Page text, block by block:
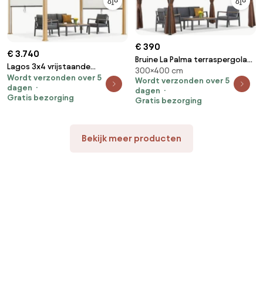
€ 3.740
Lagos 3x4 vrijstaande
terraspergola met 3m Garden
Point houtachtige zij-rolluiken -
wit
Wordt verzonden over 5
dagen
Gratis bezorging
€ 390
Bruine La Palma terraspergola
3x4m met Garden Point
gordijnen
300×400 cm
Wordt verzonden over 5
dagen
Gratis bezorging
Bekijk meer producten